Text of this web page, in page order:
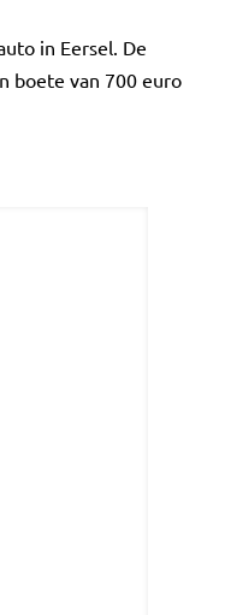
in Eersel. De
boete van 700 euro